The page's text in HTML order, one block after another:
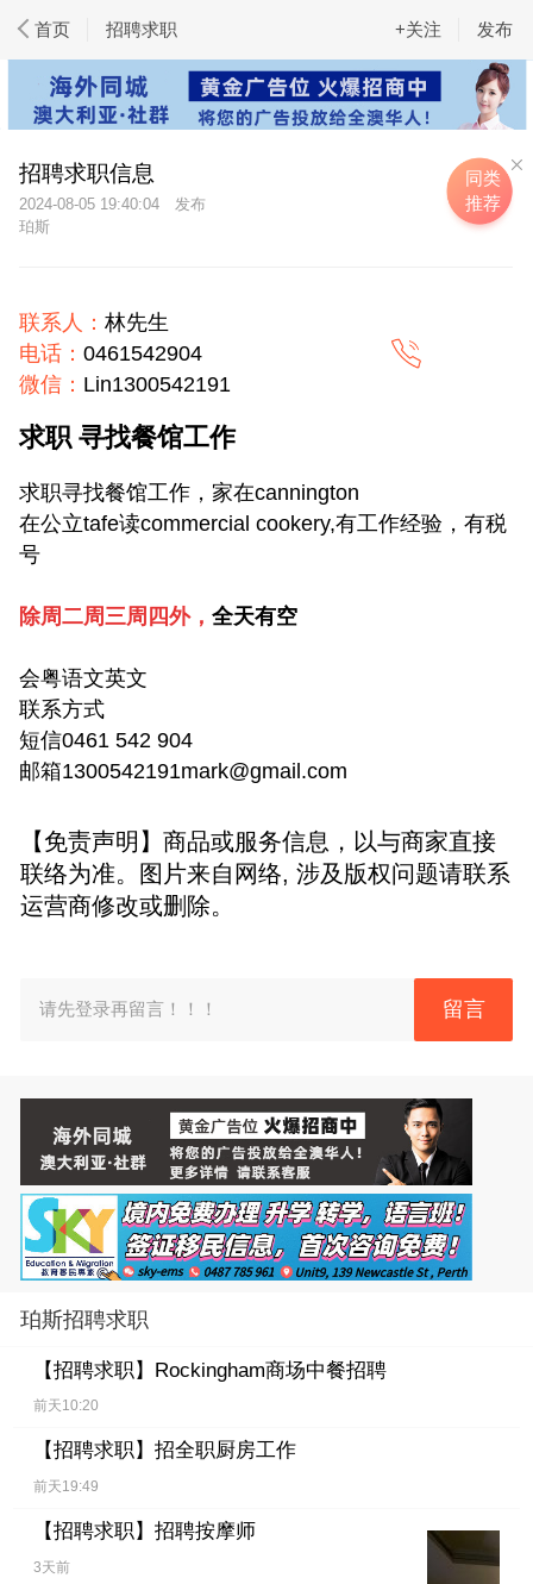
首页 招聘求职 发布
+关注
招聘求职信息
2024-08-05 19:40:04
珀斯
联系人： 林先生
电话： 0461542904
微信： Lin1300542191
求职 寻找餐馆工作
求职寻找餐馆工作，家在cannington
在公立tafe读commercial cookery,有工作经验，有税
号
除周二周三周四外， 全天有空
会粤语文英文
联系方式
短信0461 542 904
邮箱1300542191mark@gmail.com
【免责声明】商品或服务信息，以与商家直接
联络为准。图片来自网络, 涉及版权问题请联系
运营商修改或删除。
请先登录再留言！！！ 留言
珀斯招聘求职
【招聘求职】 Rockingham商场中餐招聘
前天10:20
【招聘求职】 招全职厨房工作
前天19:49
【招聘求职】 招聘按摩师
3天前
同类
推荐